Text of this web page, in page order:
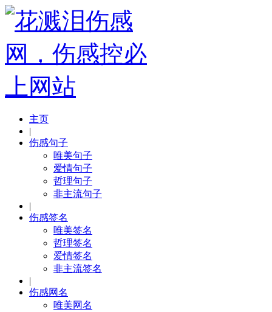
主页
|
伤感句子
唯美句子
爱情句子
哲理句子
非主流句子
|
伤感签名
唯美签名
哲理签名
爱情签名
非主流签名
|
伤感网名
唯美网名